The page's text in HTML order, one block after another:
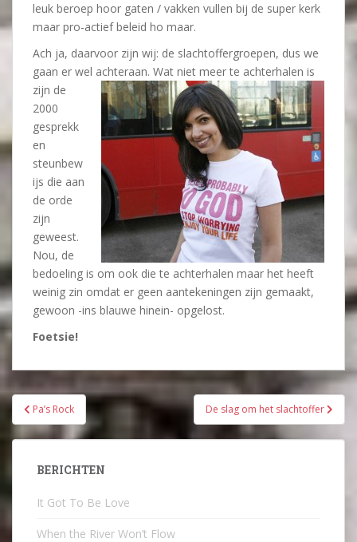
leuk beroep hoor gaten / vakken vullen bij de super kerk
maar pro-actief beleid ho maar.
Ach ja, daarvoor zijn wij: de slachtoffergroepen, dus we
gaan er wel achteraan. Wat niet meer te achterhalen is
zijn de
2000
gesprekk
en
steunbew
ijs die aan
de orde
zijn
geweest.
Nou, de
bedoeling is om ook die te achterhalen maar het heeft
weinig zin omdat er geen aantekeningen zijn gemaakt,
gewoon -ins blauwe hinein- opgelost.
Foetsie!
Bericht
navigatie
Pa’s Rock De slag om het slachtoffer
BERICHTEN
It Got To Be Love
When the River Won’t Flow